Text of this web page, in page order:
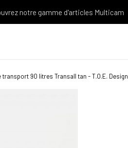
notre gamme d'articles Multicam
transport 90 litres Transall tan - T.O.E. Design